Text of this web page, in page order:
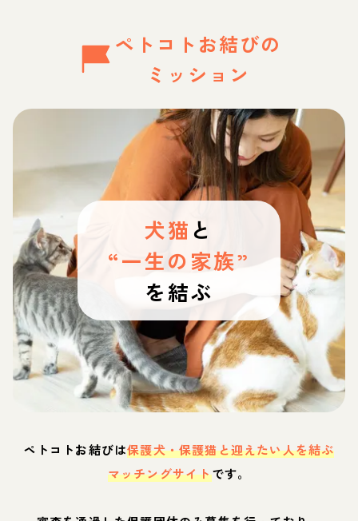
ペトコトお結びの
ミッション
犬猫 と
“一生の家族”
を結ぶ
ペトコトお結びは保護犬・保護猫と迎えたい人を結ぶ
マッチングサイトです。